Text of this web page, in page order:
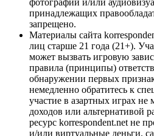
принадлежащих
запрещено.
Материалы сайта
лиц старше 21 года (21+).
может вызвать игровую
правила (принципы)
обнаружении первых
немедленно обратитесь к
участие в азартных играх не
доходов или альтернативой
ресурс korrespondent.net не
и/или виртуальные деньги,